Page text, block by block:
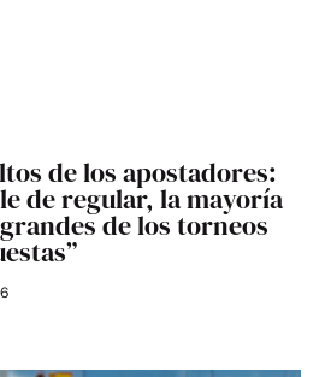
de los apostadores:
de regular, la mayoría
de los torneos